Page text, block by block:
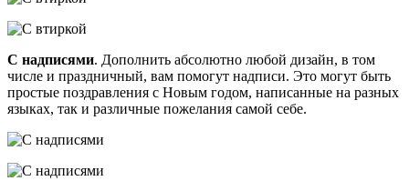
С надписями. Дополнить абсолютно любой дизайн, в том
числе и праздничный, вам помогут надписи. Это могут быть
простые поздравления с Новым годом, написанные на разных
языках, так и различные пожелания самой себе.